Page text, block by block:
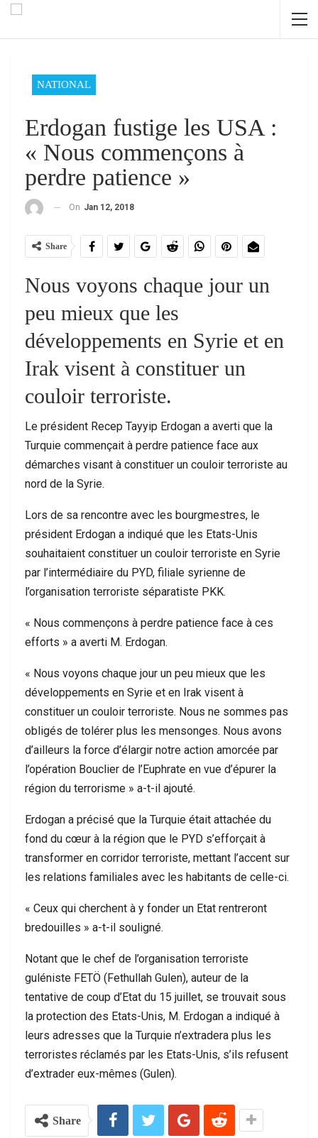
NATIONAL
Erdogan fustige les USA :
« Nous commençons à
perdre patience »
On Jan 12, 2018
Share
Nous voyons chaque jour un
peu mieux que les
développements en Syrie et en
Irak visent à constituer un
couloir terroriste.
Le président Recep Tayyip Erdogan a averti que la
Turquie commençait à perdre patience face aux
démarches visant à constituer un couloir terroriste au
nord de la Syrie.
Lors de sa rencontre avec les bourgmestres, le
président Erdogan a indiqué que les Etats-Unis
souhaitaient constituer un couloir terroriste en Syrie
par l’intermédiaire du PYD, filiale syrienne de
l’organisation terroriste séparatiste PKK.
« Nous commençons à perdre patience face à ces
efforts » a averti M. Erdogan.
« Nous voyons chaque jour un peu mieux que les
développements en Syrie et en Irak visent à
constituer un couloir terroriste. Nous ne sommes pas
obligés de tolérer plus les mensonges. Nous avons
d’ailleurs la force d’élargir notre action amorcée par
l’opération Bouclier de l’Euphrate en vue d’épurer la
région du terrorisme » a-t-il ajouté.
Erdogan a précisé que la Turquie était attachée du
fond du cœur à la région que le PYD s’efforçait à
transformer en corridor terroriste, mettant l’accent sur
les relations familiales avec les habitants de celle-ci.
« Ceux qui cherchent à y fonder un Etat rentreront
bredouilles » a-t-il souligné.
Notant que le chef de l’organisation terroriste
guléniste FETÖ (Fethullah Gulen), auteur de la
tentative de coup d’Etat du 15 juillet, se trouvait sous
la protection des Etats-Unis, M. Erdogan a indiqué à
leurs adresses que la Turquie n’extradera plus les
terroristes réclamés par les Etats-Unis, s’ils refusent
d’extrader eux-mêmes (Gulen).
Share